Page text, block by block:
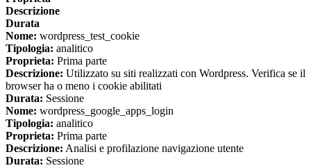
Descrizione
Durata
Nome: wordpress_test_cookie
Tipologia: analitico
Proprieta: Prima parte
Descrizione: Utilizzato su siti realizzati con Wordpress. Verifica se il
browser ha o meno i cookie abilitati
Durata: Sessione
Nome: wordpress_google_apps_login
Tipologia: analitico
Proprieta: Prima parte
Descrizione: Analisi e profilazione navigazione utente
Durata: Sessione